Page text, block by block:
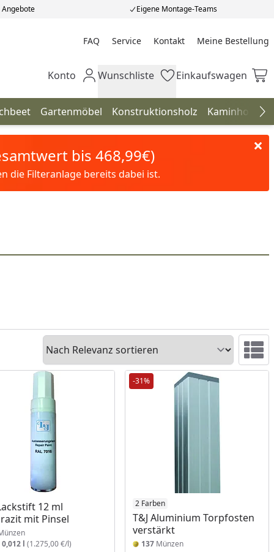
Eigene Montage-Teams
FAQ Service Kontakt Meine Bestellung
Meine Bestellung
Mein Konto
Konto Wunschliste
Wunschliste Einkaufswagen
Einkaufswagen
Gartenmöbel Konstruktionsholz
bis 468,99€)
die Filteranlage bereits dabei ist.
Sortieren
12 ml
mit Pinsel
0,012 l (1.275,00 €/l)
-31%
2 Farben
T&J Aluminium Torpfosten
verstärkt
137 Münzen